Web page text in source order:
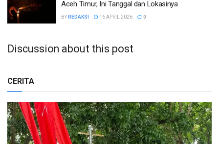
Aceh Timur, Ini Tanggal dan Lokasinya
BY REDAKSI 16 APRIL 2026 0
Discussion about this post
CERITA